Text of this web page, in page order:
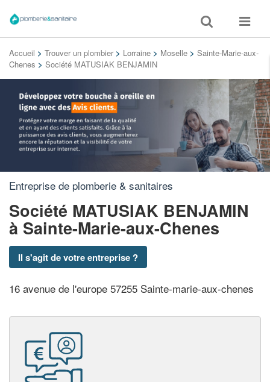
Toggle
search
Toggle
Accueil > Trouver un plombier > Lorraine > Moselle > Sainte-Marie-aux-
Chenes > Société MATUSIAK BENJAMIN
Entreprise de plomberie & sanitaires
Société MATUSIAK BENJAMIN
à Sainte-Marie-aux-Chenes
Il s'agit de votre entreprise ?
16 avenue de l'europe 57255 Sainte-marie-aux-chenes